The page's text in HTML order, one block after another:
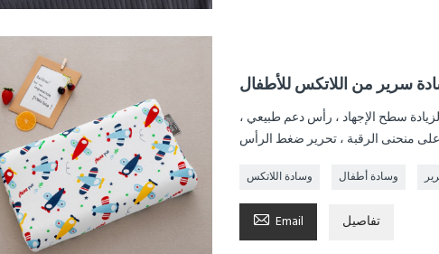
سرير من اللاتكس للأطفال
سطح الإجهاد ، رأس دعم طبيعي ،
منحنى الرقبة ، تحرير ضغط الرأس
وسادة اللاتكس وسادة أطفال
 Email تفاصيل